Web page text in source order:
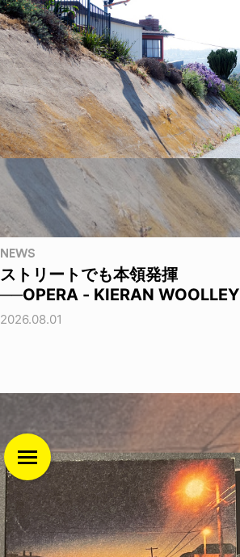
NEWS
ストリートでも本領発揮
──OPERA - KIERAN WOOLLEY
2026.08.01